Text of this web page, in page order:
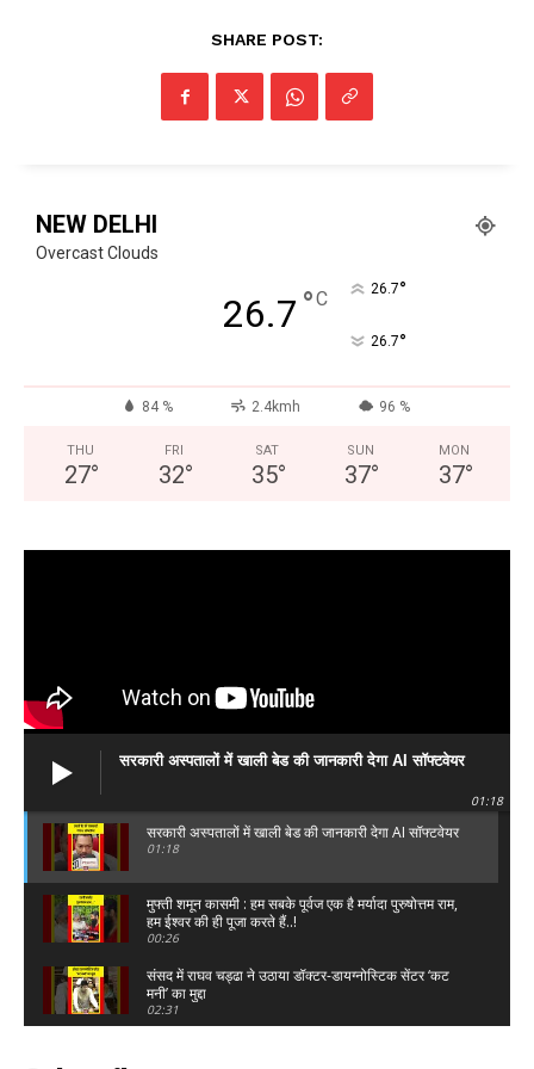
SHARE POST:
NEW DELHI
Overcast Clouds
26.7 °C 26.7°
26.7°
84 % 2.4kmh 96 %
THU
27°
FRI
32°
SAT
35°
SUN
37°
MON
37°
सरकारी अस्पतालों में खाली बेड की जानकारी देगा AI सॉफ्टवेयर
01:18
सरकारी अस्पतालों में खाली बेड की जानकारी देगा AI सॉफ्टवेयर
01:18
मुफ्ती शमून कासमी : हम सबके पूर्वज एक है मर्यादा पुरुषोत्तम राम,
हम ईश्वर की ही पूजा करते हैं..!
00:26
संसद में राघव चड्ढा ने उठाया डॉक्टर-डायग्नोस्टिक सेंटर ‘कट
मनी’ का मुद्दा
02:31